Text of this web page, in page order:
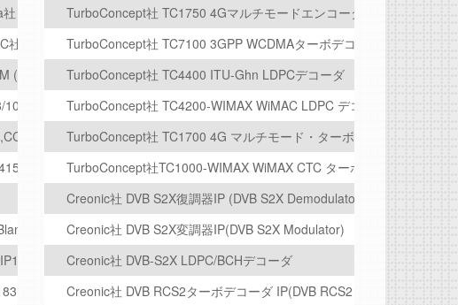
XIP7131C】
社 BA432】
(Blanced)【Xiphera社 XIP6110B】
【Xiphera社 XIP6220B】
GCM)【Secure-IC社 BA411E】
】
【Xiphera社 XIP1123B】
】
】
TurboConcept社 TC1750 4Gマルチモードエンコーダ
TurboConcept社 TC7100 3GPP WCDMAターボデコーダ
TurboConcept社 TC4400 ITU-Ghn LDPCデコーダ
TurboConcept社 TC4200-WIMAX WiMAC LDPC デコーダ
TurboConcept社 TC1700 4G マルチモード・ターボデコーダ
TurboConcept社TC1000-WIMAX WiMAX CTC ターボデコーダ
Creonic社 DVB S2X復調器IP (DVB S2X Demodulator)
Creonic社 DVB S2X変調器IP(DVB S2X Modulator)
Creonic社 DVB-S2X LDPC/BCHデコーダ
Creonic社 DVB RCS2ターボデコーダ IP(DVB RCS2 Turbo Decoder)